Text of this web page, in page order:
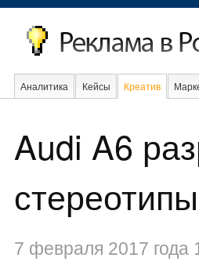
Аналитика Кейсы Креатив
Audi A6
7 февраля 2017 года